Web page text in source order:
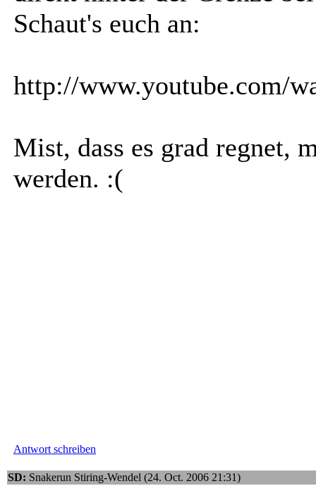
Schaut's euch an:
http://www.youtube.com/
Mist, dass es grad regnet,
werden. :(
Antwort schreiben
SD: Snakerun Stiring-Wendel (24. Oct. 2006 21:31)